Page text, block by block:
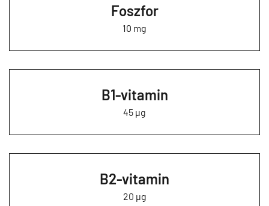
Foszfor
10 mg
B1-vitamin
45 µg
B2-vitamin
20 µg